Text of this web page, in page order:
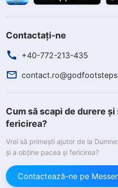
Contactați-ne
+40-772-213-435
Cum să scapi de durere
fericirea?
Vrei să primești ajutor de la
și a obține pacea și fericirea?
Contactează-ne pe